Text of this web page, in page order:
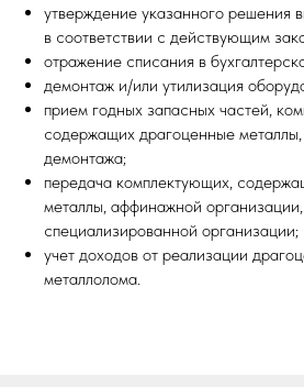
утверждение указанного решения
в соответствии с действующим
отражение списания в
демонтаж и/или утилизация
прием годных запасных частей,
содержащих драгоценные
демонтажа;
передача комплектующих,
металлы, аффинажной
специализированной организации;
учет доходов от реализации
металлолома.